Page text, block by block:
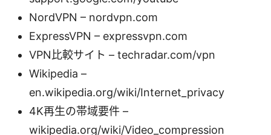
NordVPN – nordvpn.com
ExpressVPN – expressvpn.com
VPN比較サイト – techradar.com/vpn
Wikipedia –
en.wikipedia.org/wiki/Internet_privacy
4K再生の帯域要件 –
wikipedia.org/wiki/Video_compression